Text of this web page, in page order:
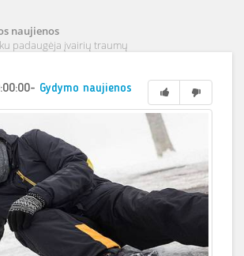
naujienos
padaugėja įvairių traumų
- Gydymo naujienos